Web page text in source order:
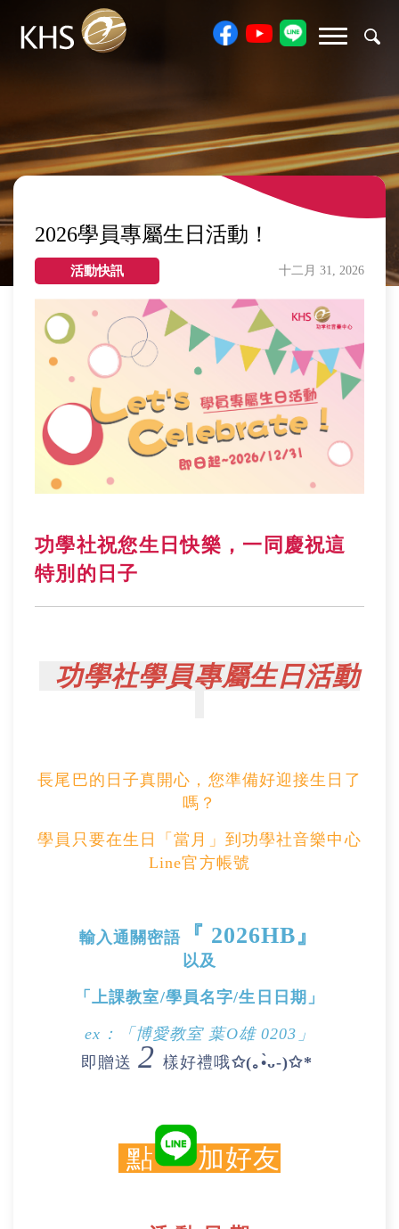
2026學員專屬生日活動！
活動快訊 十二月 31, 2026
功學社祝您生日快樂，一同慶祝這
特別的日子
功學社學員專屬生日活動
長尾巴的日子真開心，您準備好迎接生日了
嗎？
學員只要在生日「當月」到功學社音樂中心
Line官方帳號
輸入通關密語 『 2026HB』
以及
「上課教室/學員名字/生日日期」
ex：「博愛教室 葉O雄 0203」
即贈送 2 樣好禮哦✩(｡•̀ᴗ-)✩*
點 加好友